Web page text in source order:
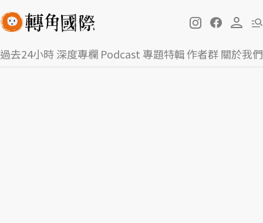
過去24小時深度專欄 Podcast 專題特輯作者群關於我們